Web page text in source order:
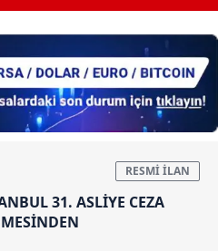
31. ASLİYE CEZA